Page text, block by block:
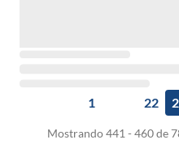
1 22
Mostrando 441 - 460 de